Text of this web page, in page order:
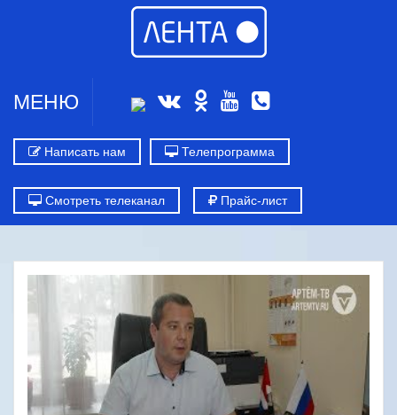
МЕНЮ
Написать нам Телепрограмма
Смотреть телеканал Прайс-лист